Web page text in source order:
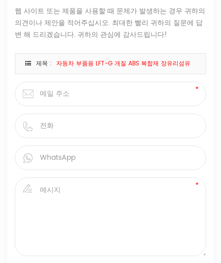
웹 사이트 또는 제품을 사용할 때 문제가 발생하는 경우 귀하의
의견이나 제안을 적어주십시오. 최대한 빨리 귀하의 질문에 답
변 해 드리겠습니다. 귀하의 관심에 감사드립니다!
제목 : 자동차 부품용 LFT-G 개질 ABS 복합재 장유리섬유